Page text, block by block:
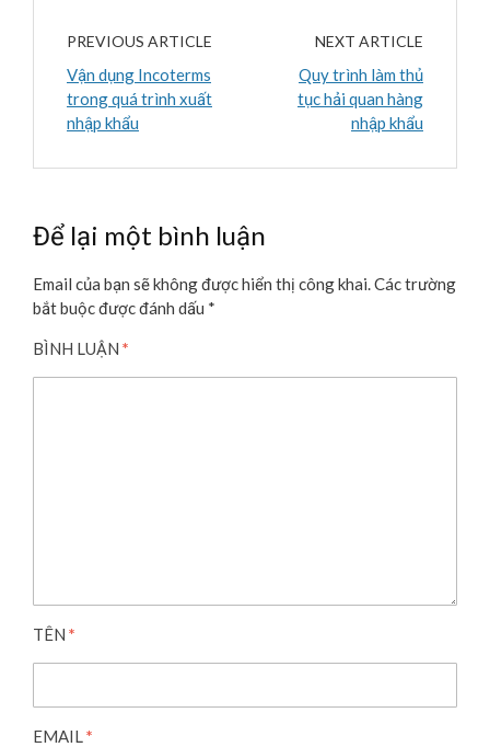
PREVIOUS ARTICLE
Vận dụng Incoterms
trong quá trình xuất
nhập khẩu
NEXT ARTICLE
Quy trình làm thủ
tục hải quan hàng
nhập khẩu
Để lại một bình luận
Email của bạn sẽ không được hiển thị công khai.Các trường
bắt buộc được đánh dấu *
BÌNH LUẬN *
TÊN *
EMAIL*